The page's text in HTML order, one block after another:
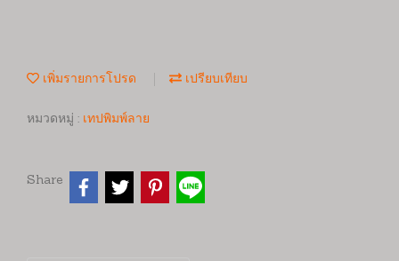
เพิ่มรายการโปรด เปรียบเทียบ
หมวดหมู่ : เทปพิมพ์ลาย
Share